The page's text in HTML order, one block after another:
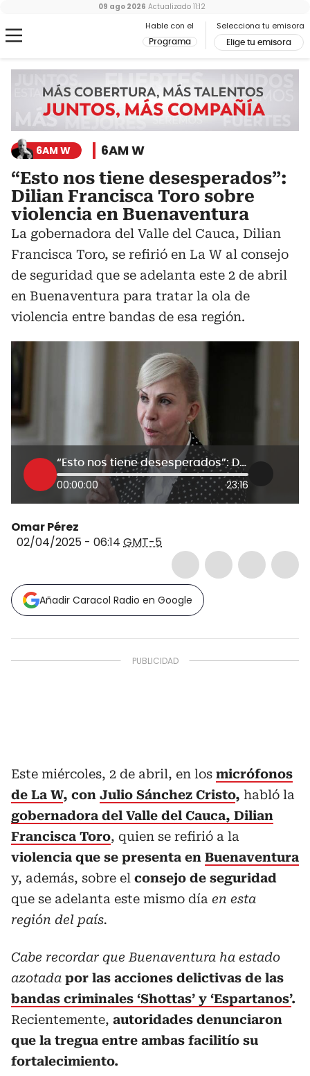
Hable con el
Programa
Selecciona tu emisora
Elige tu emisora
09 ago 2026 Actualizado 11:12
6AM W 6AM W
“Esto nos tiene desesperados”:
Dilian Francisca Toro sobre
violencia en Buenaventura
La gobernadora del Valle del Cauca, Dilian
Francisca Toro, se refirió en La W al consejo
de seguridad que se adelanta este 2 de abril
en Buenaventura para tratar la ola de
violencia entre bandas de esa región.
“Esto nos tiene desesperados”: Dilian Francisca Toro sobre violencia en Buenaventura
00:00:00 23:16
Omar Pérez
02/04/2025 - 06:14 GMT-5
Añadir Caracol Radio en Google
Este miércoles, 2 de abril, en los micrófonos
de La W, con Julio Sánchez Cristo, habló la
gobernadora del Valle del Cauca, Dilian
Francisca Toro, quien se refirió a la
violencia que se presenta en Buenaventura
y, además, sobre el consejo de seguridad
que se adelanta este mismo día en esta
región del país.
Cabe recordar que Buenaventura ha estado
azotada por las acciones delictivas de las
bandas criminales ‘Shottas’ y ‘Espartanos’.
Recientemente, autoridades denunciaron
que la tregua entre ambas facilitío su
fortalecimiento.